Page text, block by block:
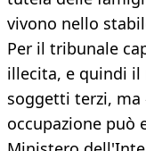
vivono nello
Per il tribunale
illecita, e quindi il
soggetti terzi, ma
occupazione può